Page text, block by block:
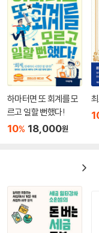
하마터면 또 회계를 모
르고 일할 뻔했다!
10% 18,000원